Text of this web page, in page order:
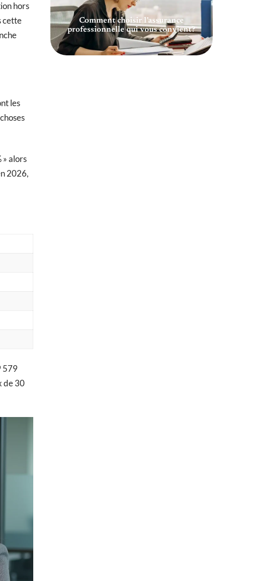
hors
cette
les
» alors
2026,
579
de 30
Comment choisir l’assurance
professionnelle qui vous convient?